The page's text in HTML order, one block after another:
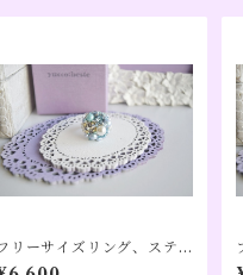
リーサイズリング、ステ
レス、アレルギー対応、